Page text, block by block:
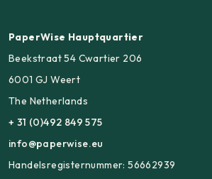
PaperWise Hauptquartier
Beekstraat 54 Cwartier 206
6001 GJ Weert
The Netherlands
+ 31 (0)492 849 575
info@paperwise.eu
Handelsregisternummer: 56662939